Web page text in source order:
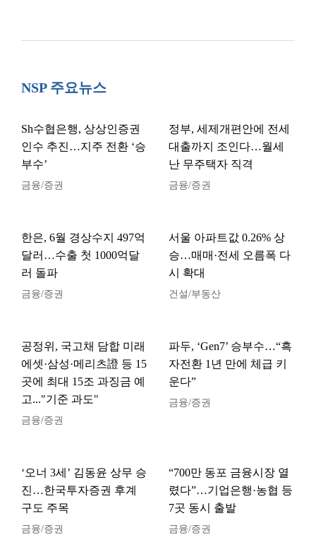
NSP 주요뉴스
Sh수협은행, 상상인증권
인수 추진…지주 전환 ‘승
부수’
금융/증권
정부, 세제개편안에 전세
대출까지 조인다…월세
난 무주택자 직격
금융/증권
한은, 6월 경상수지 497억
달러…수출 첫 1000억달
러 돌파
금융/증권
서울 아파트값 0.26% 상
승…매매·전세 오름폭 다
시 확대
건설/부동산
공정위, 국고채 담합 미래
에셋·삼성·메리츠證 등 15
곳에 최대 15조 과징금 예
고..."기준 과도"
금융/증권
파두, ‘Gen7’ 승부수…“흑
자전환 1년 만에 체급 키
운다”
금융/증권
‘오너 3세’ 김동윤 상무 승
진…한국투자증권 후계
구도 주목
금융/증권
“700만 동포 금융시장 열
렸다”…기업은행·농협 등
7곳 동시 출발
금융/증권